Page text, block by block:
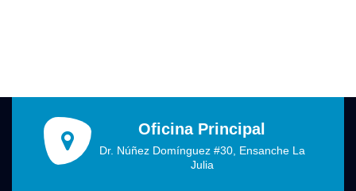
Oficina Principal
Dr. Núñez Domínguez #30, Ensanche La
Julia